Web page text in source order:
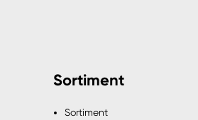
Sortiment
Sortiment